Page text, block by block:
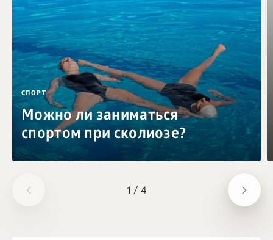
1 / 4
СПОРТ
Можно ли заниматься
спортом при сколиозе?